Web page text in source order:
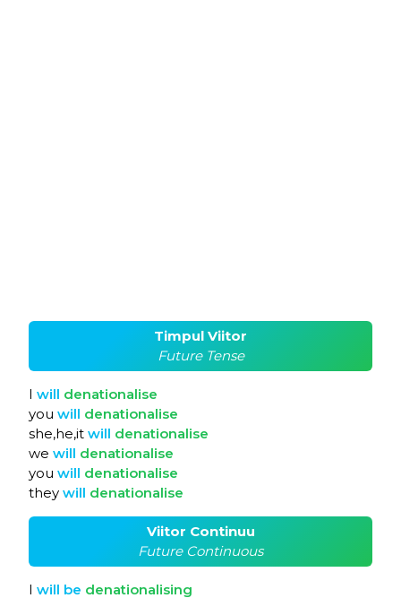
Timpul Viitor
Future Tense
I will denationalise
you will denationalise
she,he,it will denationalise
we will denationalise
you will denationalise
they will denationalise
Viitor Continuu
Future Continuous
I will be denationalising